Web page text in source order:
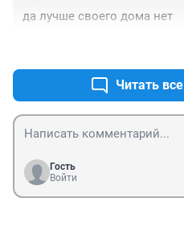
да лучше своего дома нет
Читать
Гость
Войти